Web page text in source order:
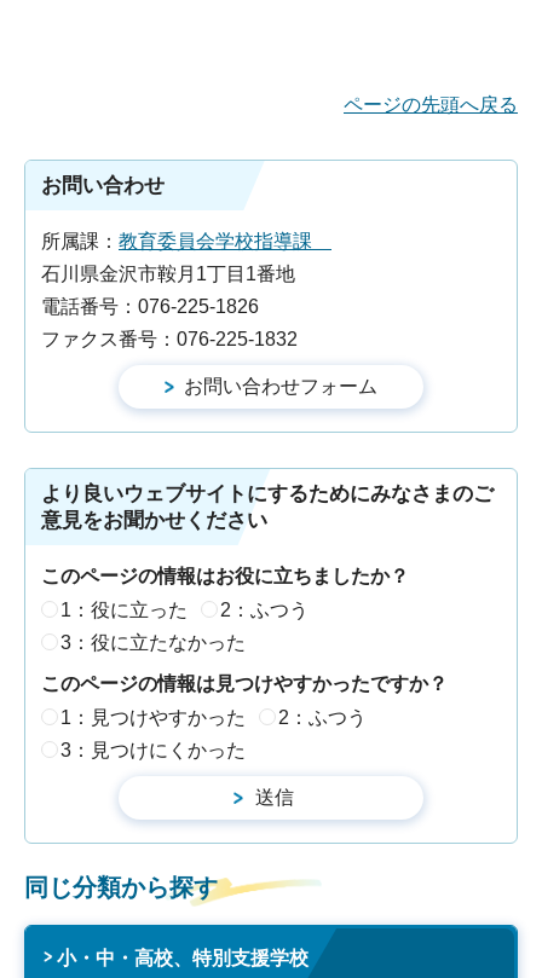
ページの先頭へ戻る
お問い合わせ
所属課： 教育委員会学校指導課
石川県金沢市鞍月1丁目1番地
電話番号：076-225-1826
ファクス番号：076-225-1832
より良いウェブサイトにするためにみなさまのご
意見をお聞かせください
このページの情報はお役に立ちましたか？
1：役に立った
2：ふつう
3：役に立たなかった
このページの情報は見つけやすかったですか？
1：見つけやすかった
2：ふつう
3：見つけにくかった
同じ分類から探す
小・中・高校、特別支援学校